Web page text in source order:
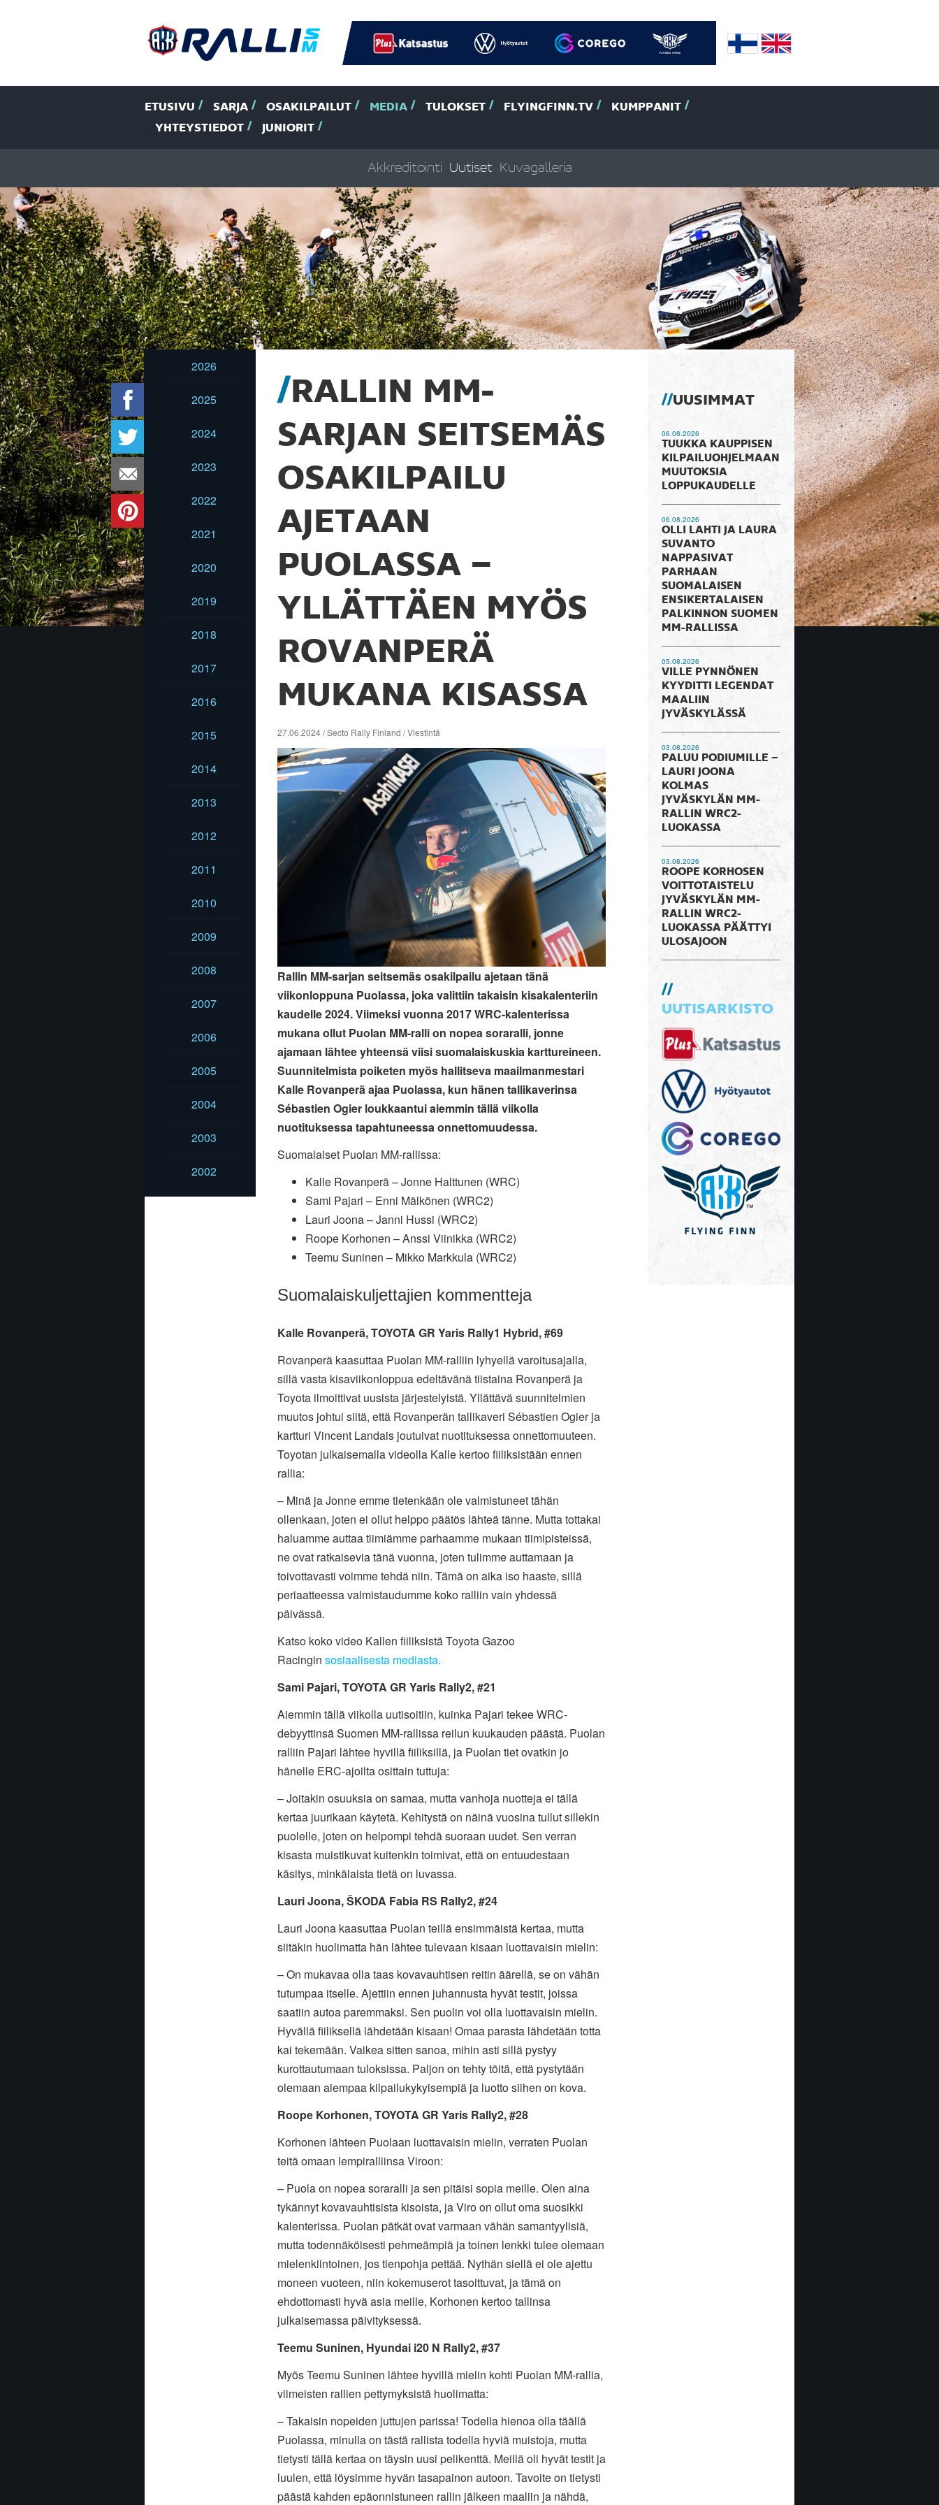
ETUSIVU SARJA OSAKILPAILUT MEDIA TULOKSET FLYINGFINN.TV
KUMPPANIT
YHTEYSTIEDOT
JUNIORIT
Akkreditointi Uutiset Kuvagalleria
2026
2025
2024
2023
2022
2021
2020
2019
2018
2017
2016
2015
2014
2013
2012
2011
2010
2009
2008
2007
2006
2005
2004
2003
2002
RALLIN MM-
SARJAN SEITSEMÄS
OSAKILPAILU
AJETAAN
PUOLASSA –
YLLÄTTÄEN MYÖS
ROVANPERÄ
MUKANA KISASSA
27.06.2024 / Secto Rally Finland / Viestintä
Rallin MM-sarjan seitsemäs osakilpailu ajetaan tänä
viikonloppuna Puolassa, joka valittiin takaisin kisakalenteriin
kaudelle 2024. Viimeksi vuonna 2017 WRC-kalenterissa
mukana ollut Puolan MM-ralli on nopea soraralli, jonne
ajamaan lähtee yhteensä viisi suomalaiskuskia karttureineen.
Suunnitelmista poiketen myös hallitseva maailmanmestari
Kalle Rovanperä ajaa Puolassa, kun hänen tallikaverinsa
Sébastien Ogier loukkaantui aiemmin tällä viikolla
nuotituksessa tapahtuneessa onnettomuudessa.
Suomalaiset Puolan MM-rallissa:
Kalle Rovanperä – Jonne Halttunen (WRC)
Sami Pajari – Enni Mälkönen (WRC2)
Lauri Joona – Janni Hussi (WRC2)
Roope Korhonen – Anssi Viinikka (WRC2)
Teemu Suninen – Mikko Markkula (WRC2)
Suomalaiskuljettajien kommentteja
Kalle Rovanperä, TOYOTA GR Yaris Rally1 Hybrid, #69
Rovanperä kaasuttaa Puolan MM-ralliin lyhyellä varoitusajalla,
sillä vasta kisaviikonloppua edeltävänä tiistaina Rovanperä ja
Toyota ilmoittivat uusista järjestelyistä. Yllättävä suunnitelmien
muutos johtui siitä, että Rovanperän tallikaveri Sébastien Ogier ja
kartturi Vincent Landais joutuivat nuotituksessa onnettomuuteen.
Toyotan julkaisemalla videolla Kalle kertoo fiiliksistään ennen
rallia:
– Minä ja Jonne emme tietenkään ole valmistuneet tähän
ollenkaan, joten ei ollut helppo päätös lähteä tänne. Mutta tottakai
haluamme auttaa tiimiämme parhaamme mukaan tiimipisteissä,
ne ovat ratkaisevia tänä vuonna, joten tulimme auttamaan ja
toivottavasti voimme tehdä niin. Tämä on aika iso haaste, sillä
periaatteessa valmistaudumme koko ralliin vain yhdessä
päivässä.
Katso koko video Kallen fiiliksistä Toyota Gazoo
Racingin sosiaalisesta mediasta.
Sami Pajari, TOYOTA GR Yaris Rally2, #21
Aiemmin tällä viikolla uutisoitiin, kuinka Pajari tekee WRC-
debyyttinsä Suomen MM-rallissa reilun kuukauden päästä. Puolan
ralliin Pajari lähtee hyvillä fiiliksillä, ja Puolan tiet ovatkin jo
hänelle ERC-ajoilta osittain tuttuja:
– Joitakin osuuksia on samaa, mutta vanhoja nuotteja ei tällä
kertaa juurikaan käytetä. Kehitystä on näinä vuosina tullut sillekin
puolelle, joten on helpompi tehdä suoraan uudet. Sen verran
kisasta muistikuvat kuitenkin toimivat, että on entuudestaan
käsitys, minkälaista tietä on luvassa.
Lauri Joona, ŠKODA Fabia RS Rally2, #24
Lauri Joona kaasuttaa Puolan teillä ensimmäistä kertaa, mutta
siitäkin huolimatta hän lähtee tulevaan kisaan luottavaisin mielin:
– On mukavaa olla taas kovavauhtisen reitin äärellä, se on vähän
tutumpaa itselle. Ajettiin ennen juhannusta hyvät testit, joissa
saatiin autoa paremmaksi. Sen puolin voi olla luottavaisin mielin.
Hyvällä fiiliksellä lähdetään kisaan! Omaa parasta lähdetään totta
kai tekemään. Vaikea sitten sanoa, mihin asti sillä pystyy
kurottautumaan tuloksissa. Paljon on tehty töitä, että pystytään
olemaan aiempaa kilpailukykyisempiä ja luotto siihen on kova.
Roope Korhonen, TOYOTA GR Yaris Rally2, #28
Korhonen lähteen Puolaan luottavaisin mielin, verraten Puolan
teitä omaan lempiralliinsa Viroon:
– Puola on nopea soraralli ja sen pitäisi sopia meille. Olen aina
tykännyt kovavauhtisista kisoista, ja Viro on ollut oma suosikki
kalenterissa. Puolan pätkät ovat varmaan vähän samantyylisiä,
mutta todennäköisesti pehmeämpiä ja toinen lenkki tulee olemaan
mielenkiintoinen, jos tienpohja pettää. Nythän siellä ei ole ajettu
moneen vuoteen, niin kokemuserot tasoittuvat, ja tämä on
ehdottomasti hyvä asia meille, Korhonen kertoo tallinsa
julkaisemassa päivityksessä.
Teemu Suninen, Hyundai i20 N Rally2, #37
Myös Teemu Suninen lähtee hyvillä mielin kohti Puolan MM-rallia,
viimeisten rallien pettymyksistä huolimatta:
– Takaisin nopeiden juttujen parissa! Todella hienoa olla täällä
Puolassa, minulla on tästä rallista todella hyviä muistoja, mutta
tietysti tällä kertaa on täysin uusi pelikenttä. Meillä oli hyvät testit ja
luulen, että löysimme hyvän tasapainon autoon. Tavoite on tietysti
päästä kahden epäonnistuneen rallin jälkeen maaliin ja nähdä,
UUSIMMAT
06.08.2026
TUUKKA KAUPPISEN
KILPAILUOHJELMAAN
MUUTOKSIA
LOPPUKAUDELLE
06.08.2026
OLLI LAHTI JA LAURA
SUVANTO
NAPPASIVAT
PARHAAN
SUOMALAISEN
ENSIKERTALAISEN
PALKINNON SUOMEN
MM-RALLISSA
05.08.2026
VILLE PYNNÖNEN
KYYDITTI LEGENDAT
MAALIIN
JYVÄSKYLÄSSÄ
03.08.2026
PALUU PODIUMILLE –
LAURI JOONA
KOLMAS
JYVÄSKYLÄN MM-
RALLIN WRC2-
LUOKASSA
03.08.2026
ROOPE KORHOSEN
VOITTOTAISTELU
JYVÄSKYLÄN MM-
RALLIN WRC2-
LUOKASSA PÄÄTTYI
ULOSAJOON
UUTISARKISTO